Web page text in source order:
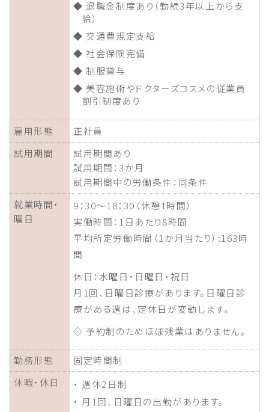
◆ 退職金制度あり（勤続3年以上から支
給）
◆ 交通費規定支給
◆ 社会保険完備
◆ 制服貸与
◆ 美容施術やドクターズコスメの従業員
割引制度あり
雇用形態
正社員
試用期間
試用期間あり
試用期間：3か月
試用期間中の労働条件：同条件
就業時間・
曜日
9：30～18：30（休憩1時間）
実働時間：1日あたり8時間
平均所定労働時間（1か月当たり）:163時
間
休日：水曜日・日曜日・祝日
月1回、日曜日診療があります。日曜日診
療がある週は、定休日が変動します。
◇ 予約制のためほぼ残業はありません。
勤務形態
固定時間制
休暇・休日
・ 週休2日制
・ 月1回、日曜日の出勤があります。